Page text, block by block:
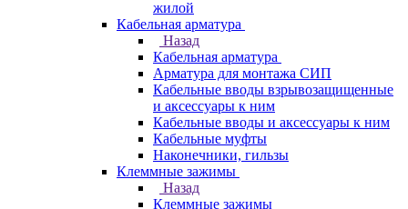
жилой
Кабельная арматура
Назад
Кабельная арматура
Арматура для монтажа СИП
Кабельные вводы взрывозащищенные
и аксессуары к ним
Кабельные вводы и аксессуары к ним
Кабельные муфты
Наконечники, гильзы
Клеммные зажимы
Назад
Клеммные зажимы